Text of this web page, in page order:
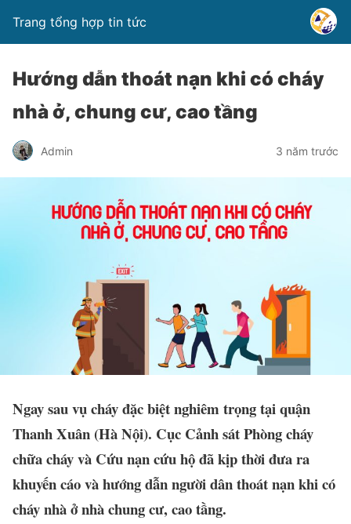
Trang tổng hợp tin tức
Hướng dẫn thoát nạn khi có cháy
nhà ở, chung cư, cao tầng
Admin 3 năm trước
Ngay sau vụ cháy đặc biệt nghiêm trọng tại quận
Thanh Xuân (Hà Nội). Cục Cảnh sát Phòng cháy
chữa cháy và Cứu nạn cứu hộ đã kịp thời đưa ra
khuyến cáo và hướng dẫn người dân thoát nạn khi có
cháy nhà ở nhà chung cư, cao tầng.